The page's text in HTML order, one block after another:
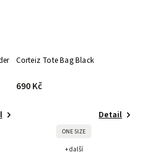
Corteiz Tote Bag Black
690 Kč
Detail
ONE SIZE
+ další